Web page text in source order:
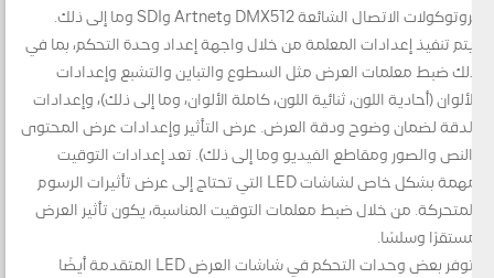
بروتوكولات الاتصال الشائعة DMX512 وArtnet وSDI وما إلى ذلك.
يتم تنفيذ إعدادات المعلمة من خلال واجهة إعداد وحدة التحكم، بما في
ذلك ضبط معلمات العرض مثل السطوع والتباين والتشبع وإعدادات
الألوان (أحادية اللون، ثنائية اللون، كاملة الألوان، وما إلى ذلك)، وإعدادات
الدقة لضمان وضوح ودقة العرض. عرض التأثير وإعدادات عرض المحتوى
(النص والصور ومقاطع الفيديو وما إلى ذلك). تعد إعدادات التوقيت
مهمة بشكل خاص لشاشات LED التي تحتاج إلى عرض تأثيرات الرسوم
المتحركة. من خلال ضبط معلمات التوقيت المناسبة، يكون تأثير العرض
مستقرًا وسلسًا.
توفر بعض وحدات التحكم في شاشات العرض LED المتقدمة أيضًا